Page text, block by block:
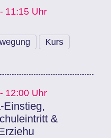
11:15 Uhr
Kurs
12:00 Uhr
Einstieg,
&